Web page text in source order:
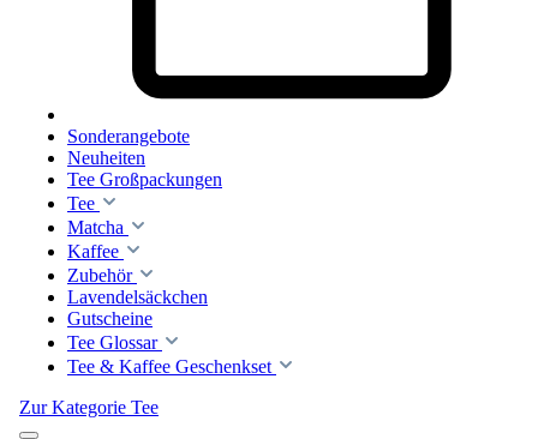
Sonderangebote
Neuheiten
Tee Großpackungen
Tee
Matcha
Kaffee
Zubehör
Lavendelsäckchen
Gutscheine
Tee Glossar
Tee & Kaffee Geschenkset
Zur Kategorie Tee